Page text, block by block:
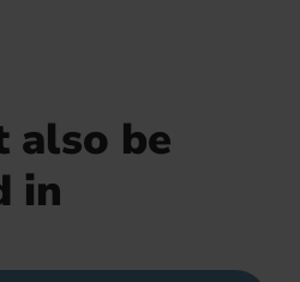
also be
in